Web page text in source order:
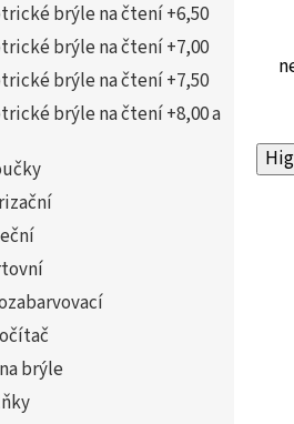
brýle na čtení +6,50
brýle na čtení +7,00
brýle na čtení +7,50
brýle na čtení +8,00 a
brýle